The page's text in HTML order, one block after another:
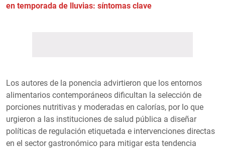
en temporada de lluvias: síntomas clave
Los autores de la ponencia advirtieron que los entornos
alimentarios contemporáneos dificultan la selección de
porciones nutritivas y moderadas en calorías, por lo que
urgieron a las instituciones de salud pública a diseñar
políticas de regulación etiquetada e intervenciones directas
en el sector gastronómico para mitigar esta tendencia